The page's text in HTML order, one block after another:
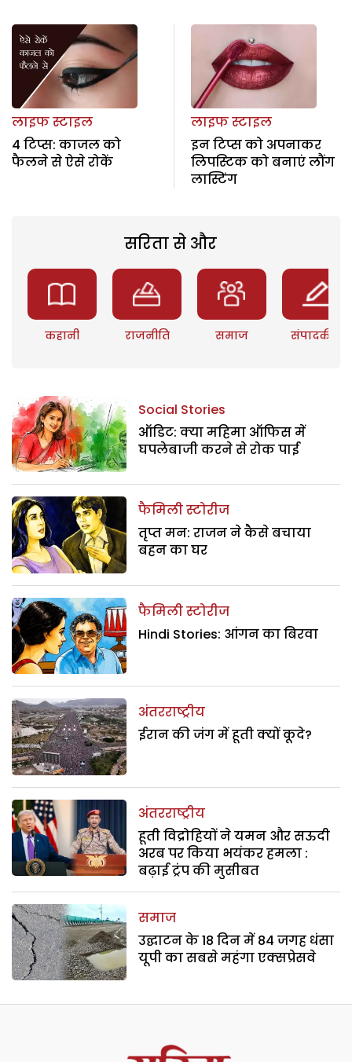
लाइफ स्टाइल
4 टिप्स: काजल को
फैलने से ऐसे रोकें
लाइफ स्टाइल
इन टिप्स को अपनाकर
लिपस्‍टिक को बनाएं लौंग
लास्टिंग
सरिता से और
कहानी राजनीति समाज संपादकीय
Social Stories
ऑडिट: क्या महिमा ऑफिस में
घपलेबाजी करने से रोक पाई
फैमिली स्टोरीज
तृप्त मन: राजन ने कैसे बचाया
बहन का घर
फैमिली स्टोरीज
Hindi Stories: आंगन का बिरवा
अंतरराष्ट्रीय
ईरान की जंग में हूती क्यों कूदे?
अंतरराष्ट्रीय
हूती विद्रोहियों ने यमन और सऊदी
अरब पर किया भयंकर हमला :
बढ़ाई ट्रंप की मुसीबत
समाज
उद्घाटन के 18 दिन में 84 जगह धंसा
यूपी का सबसे महंगा एक्सप्रेसवे